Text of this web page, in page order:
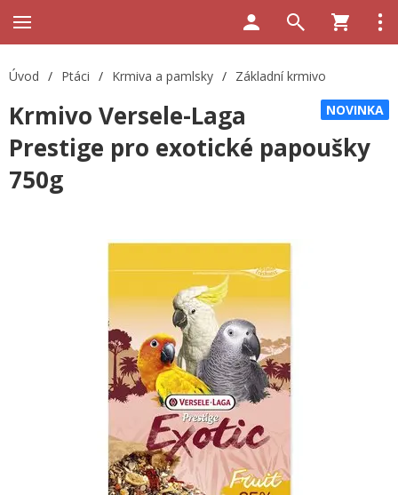
Úvod / Ptáci / Krmiva a pamlsky / Základní krmivo
NOVINKA
Krmivo Versele-Laga
Prestige pro exotické papoušky
750g